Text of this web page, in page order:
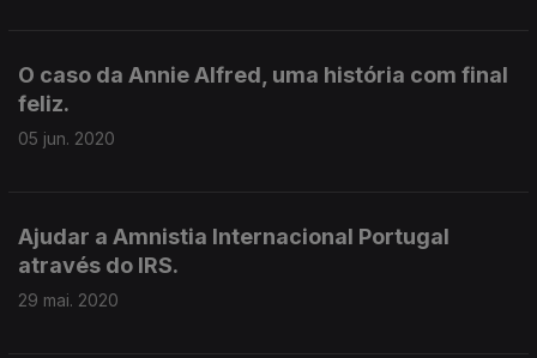
O caso da Annie Alfred, uma história com final
feliz.
05 jun. 2020
Ajudar a Amnistia Internacional Portugal
através do IRS.
29 mai. 2020